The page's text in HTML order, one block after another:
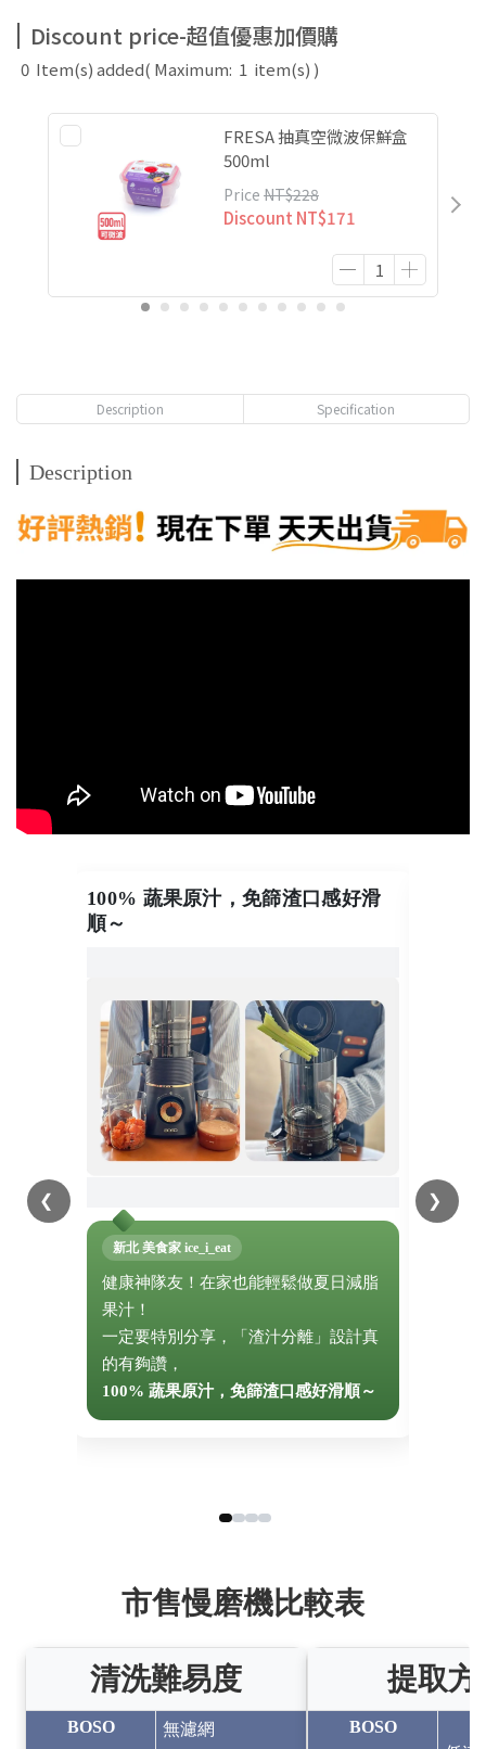
Discount price-超值優惠加價購
0 Item(s) added( Maximum: 1 item(s) )
FRESA 抽真空微波保鮮盒
500ml
Price NT$228
Discount NT$171
Description Specification
Description
❮
100% 蔬果原汁，免篩渣口感好滑
順～
新北 美食家 ice_i_eat
健康神隊友！在家也能輕鬆做夏日減脂
果汁！
一定要特別分享，「渣汁分離」設計真
的有夠讚，
100% 蔬果原汁，免篩渣口感好滑順～
❯
市售慢磨機比較表
清洗難易度
BOSO 無濾網
提取方
BOSO